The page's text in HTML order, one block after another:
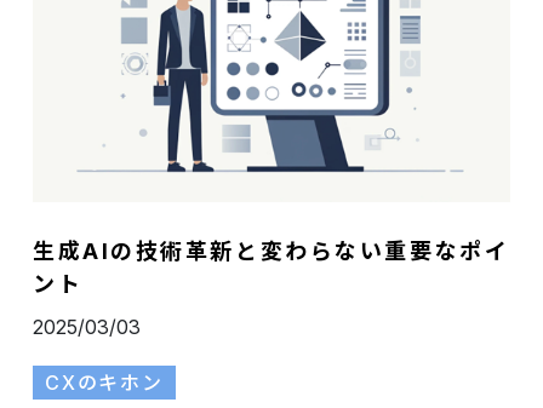
生成AIの技術革新と変わらない重要なポイ
ント
2025/03/03
CXのキホン